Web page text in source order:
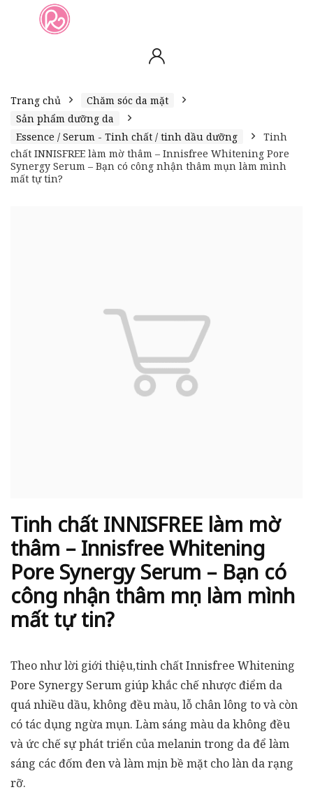
Trang chủ
Chăm sóc da mặt
Sản phẩm dưỡng da
Essence / Serum - Tinh chất / tinh dầu dưỡng
Tinh
chất INNISFREE làm mờ thâm – Innisfree Whitening Pore
Synergy Serum – Bạn có công nhận thâm mụn làm mình
mất tự tin?
Tinh chất INNISFREE làm mờ
thâm – Innisfree Whitening
Pore Synergy Serum – Bạn có
công nhận thâm mụn làm mình
mất tự tin?
Theo như lời giới thiệu,tinh chất Innisfree Whitening
Pore Synergy Serum giúp khắc chế nhược điểm da
quá nhiều dầu, không đều màu, lỗ chân lông to và còn
có tác dụng ngừa mụn. Làm sáng màu da không đều
và ức chế sự phát triển của melanin trong da để làm
sáng các đốm đen và làm mịn bề mặt cho làn da rạng
rỡ.